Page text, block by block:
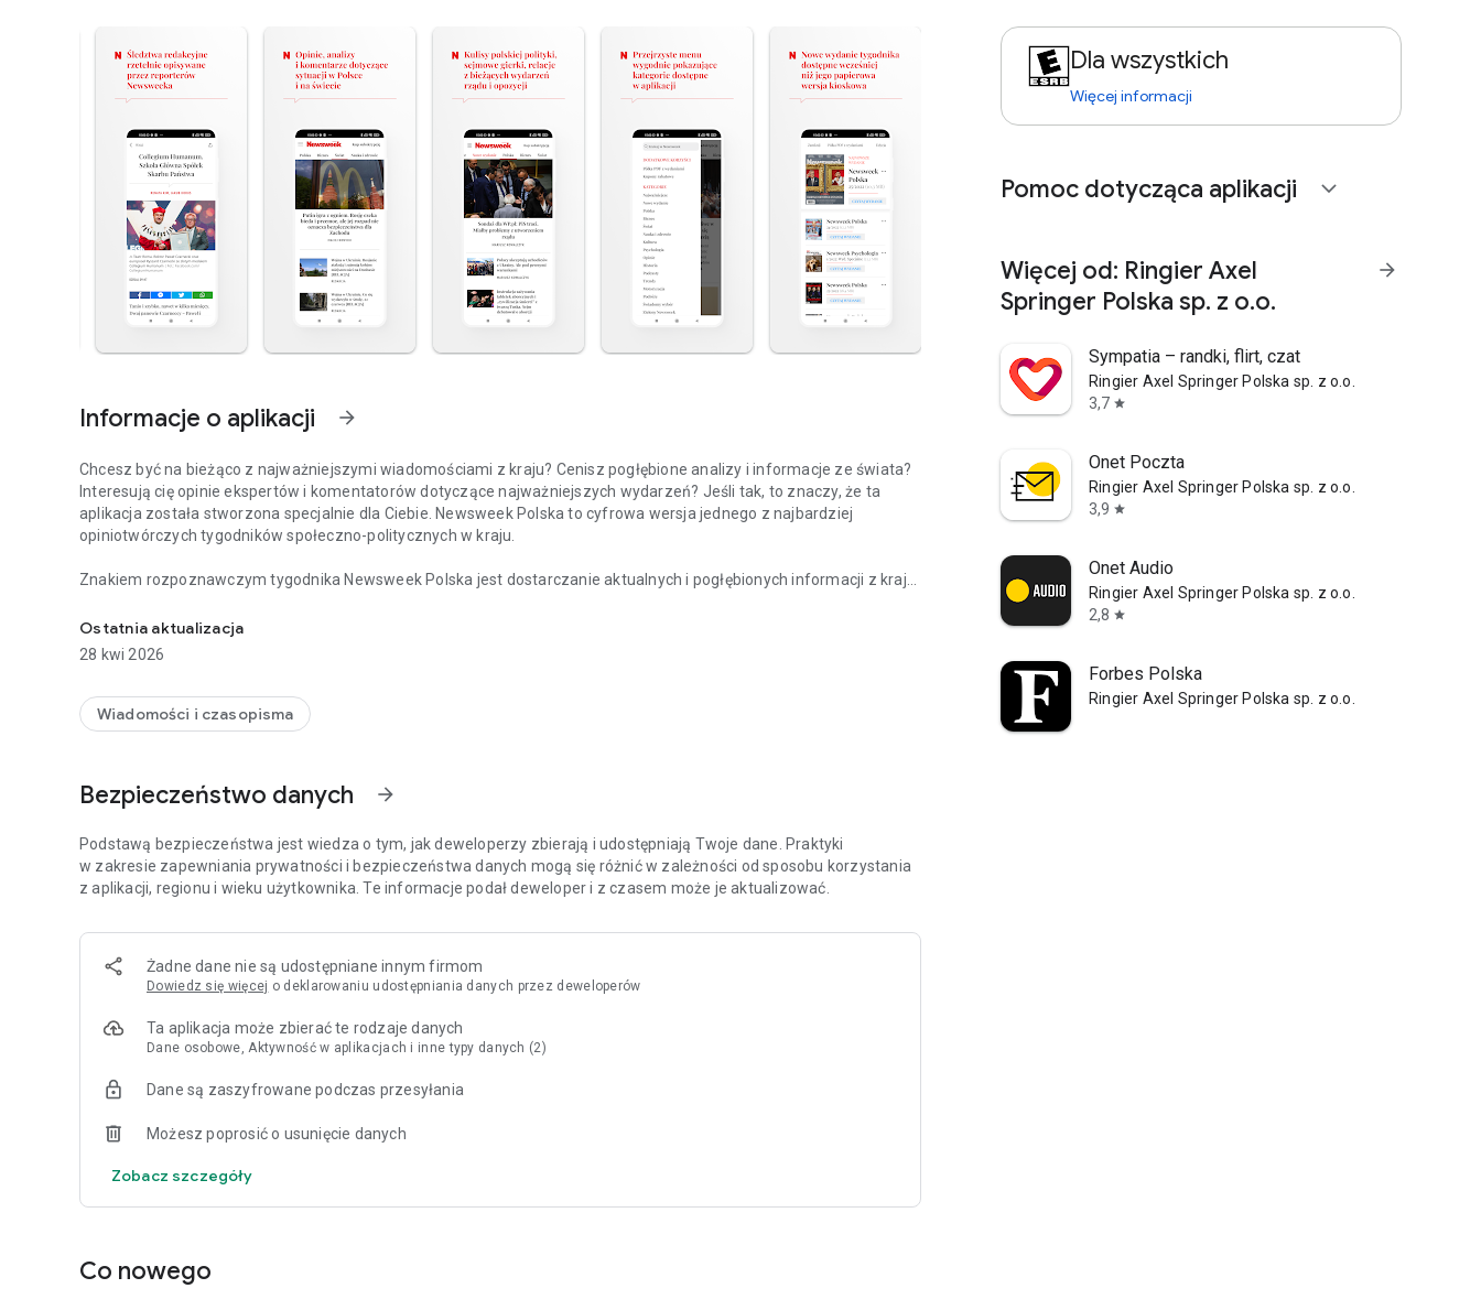
Informacje o aplikacji arrow_forward
Chcesz być na bieżąco z najważniejszymi wiadomościami z kraju? Cenisz pogłębione analizy i informacje ze świata?
Interesują cię opinie ekspertów i komentatorów dotyczące najważniejszych wydarzeń? Jeśli tak, to znaczy, że ta
aplikacja została stworzona specjalnie dla Ciebie. Newsweek Polska to cyfrowa wersja jednego z najbardziej
opiniotwórczych tygodników społeczno-politycznych w kraju.
Znakiem rozpoznawczym tygodnika Newsweek Polska jest dostarczanie aktualnych i pogłębionych informacji z kraju
Tygodnik Newsweek Polska to także wywiady z autorytetami i ciekawymi osobowościami na temat procesów oraz
ważnych wydarzeń zachodzących w Polsce i za granicą.
Meller.
wydań specjalnych.
Więcej szczegółów dotyczących subskrypcji, politykę prywatności oraz zasady użytkowania aplikacji znajdziesz na
stronie: https://premium.onet.pl/regulamin
Ostatnia aktualizacja
28 kwi 2026
Wiadomości i czasopisma
Bezpieczeństwo danych arrow_forward
Podstawą bezpieczeństwa jest wiedza o tym, jak deweloperzy zbierają i udostępniają Twoje dane. Praktyki
w zakresie zapewniania prywatności i bezpieczeństwa danych mogą się różnić w zależności od sposobu korzystania
z aplikacji, regionu i wieku użytkownika. Te informacje podał deweloper i z czasem może je aktualizować.
Żadne dane nie są udostępniane innym firmom
Dowiedz się więcej o deklarowaniu udostępniania danych przez deweloperów
Ta aplikacja może zbierać te rodzaje danych
Dane osobowe, Aktywność w aplikacjach i inne typy danych (2)
Dane są zaszyfrowane podczas przesyłania
Możesz poprosić o usunięcie danych
Zobacz szczegóły
Co nowego
Dla wszystkich
Więcej informacji
Pomoc dotycząca aplikacji expand_more
Więcej od: Ringier Axel
Springer Polska sp. z o.o.
arrow_forward
Sympatia – randki, flirt, czat
Ringier Axel Springer Polska sp. z o.o.
3,7 star
Onet Poczta
Ringier Axel Springer Polska sp. z o.o.
3,9 star
Onet Audio
Ringier Axel Springer Polska sp. z o.o.
2,8 star
Forbes Polska
Ringier Axel Springer Polska sp. z o.o.